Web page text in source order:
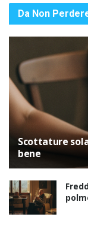
Da Non
Scottature
bene